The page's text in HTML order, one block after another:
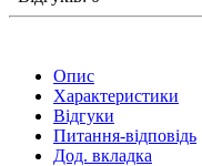
Опис
Характеристики
Відгуки
Питання-відповідь
Дод. вкладка